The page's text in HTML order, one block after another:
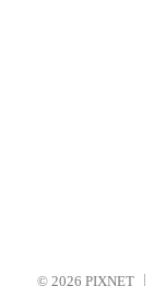
© 2026 PIXNET